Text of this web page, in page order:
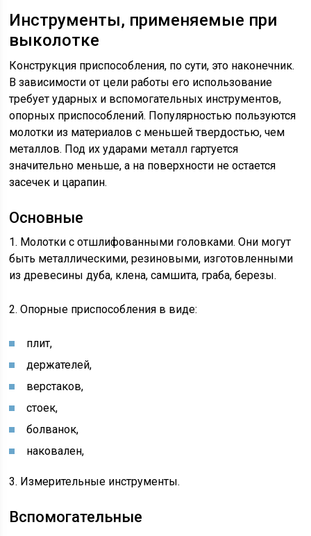
Инструменты, применяемые при
выколотке
Конструкция приспособления, по сути, это наконечник.
В зависимости от цели работы его использование
требует ударных и вспомогательных инструментов,
опорных приспособлений. Популярностью пользуются
молотки из материалов с меньшей твердостью, чем
металлов. Под их ударами металл гартуется
значительно меньше, а на поверхности не остается
засечек и царапин.
Основные
1. Молотки с отшлифованными головками. Они могут
быть металлическими, резиновыми, изготовленными
из древесины дуба, клена, самшита, граба, березы.
2. Опорные приспособления в виде:
плит,
держателей,
верстаков,
стоек,
болванок,
наковален,
3. Измерительные инструменты.
Вспомогательные